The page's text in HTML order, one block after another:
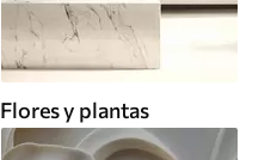
Flores y plantas